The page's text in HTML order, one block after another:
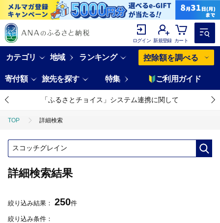
ログイン 新規登録 カート
カテゴリ 地域 ランキング 控除額を調べる
寄付額 旅先を探す 特集 ご利用ガイド
「ふるさとチョイス」システム連携に関して
TOP 詳細検索
詳細検索結果
絞り込み結果： 250件
絞り込み条件：